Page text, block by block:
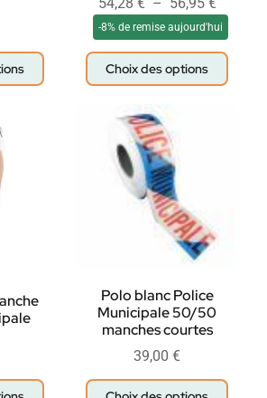
-8% de remise aujourd'hui
Choix des options
Polo blanc Police
Municipale 50/50
manches courtes
39,00 €